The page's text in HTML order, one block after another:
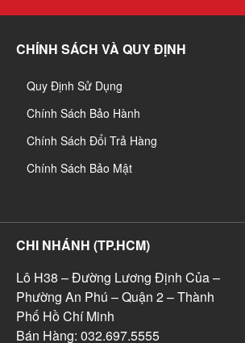
CHÍNH SÁCH VÀ QUY ĐỊNH
Quy Định Sử Dụng
Chính Sách Bảo Hành
Chính Sách Đổi Trả Hàng
Chính Sách Bảo Mật
CHI NHÁNH (TP.HCM)
Lô H38 – Đường Lương Định Của –
Phường An Phú – Quận 2 – Thành
Phố Hồ Chí Minh
Bán Hàng: 032.697.5555